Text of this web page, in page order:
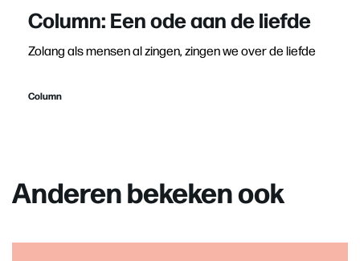
Column: Een ode aan de liefde
Zolang als mensen al zingen, zingen we over de liefde
Column
Anderen bekeken ook